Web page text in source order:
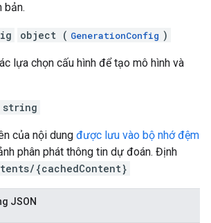
bản.
object ( GenerationConfig )
lựa chọn cấu hình để tạo mô hình và
string
của nội dung được lưu vào bộ nhớ đệm
phân phát thông tin dự đoán. Định
{cachedContent}
JSON